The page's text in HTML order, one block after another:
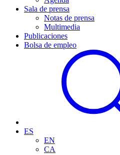
Sala de prensa
Notas de prensa
Multimedia
Publicaciones
Bolsa de empleo
ES
EN
CA